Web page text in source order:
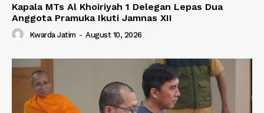
Kapala MTs Al Khoiriyah 1 Delegan Lepas Dua
Anggota Pramuka Ikuti Jamnas XII
Kwarda Jatim - August 10, 2026